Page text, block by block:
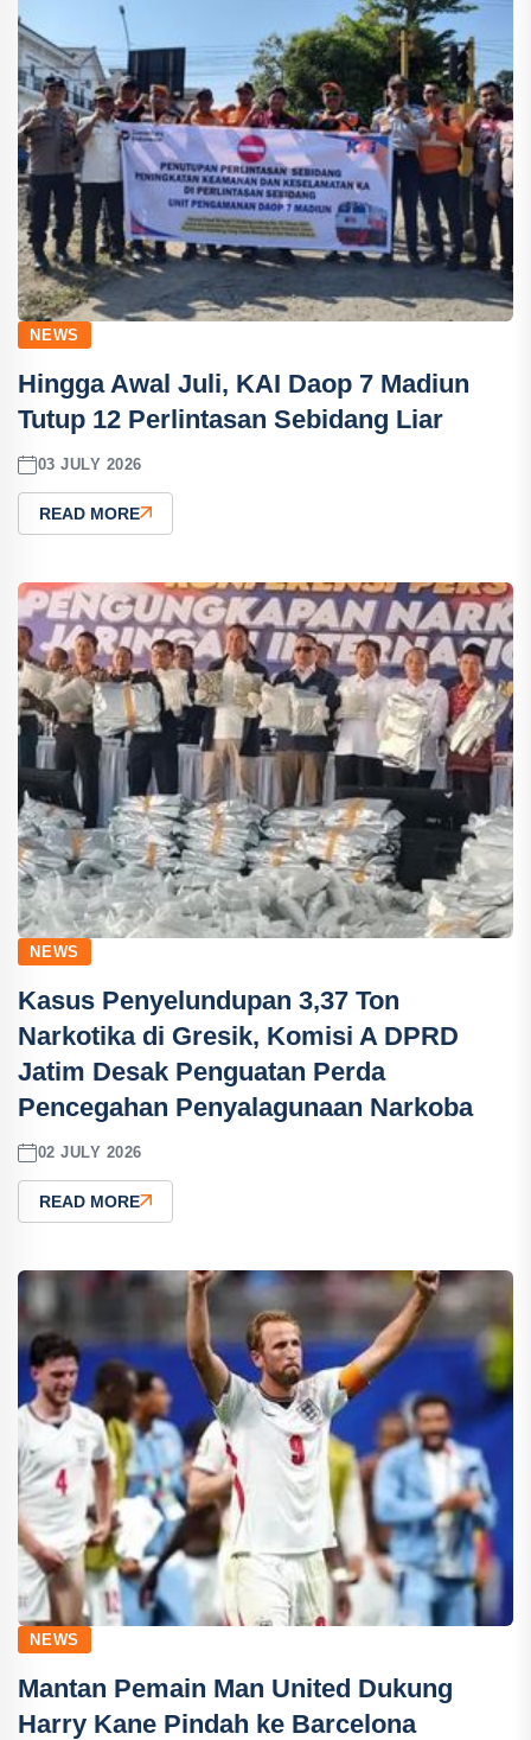
NEWS
Hingga Awal Juli, KAI Daop 7 Madiun
Tutup 12 Perlintasan Sebidang Liar
03 JULY 2026
READ MORE
NEWS
Kasus Penyelundupan 3,37 Ton
Narkotika di Gresik, Komisi A DPRD
Jatim Desak Penguatan Perda
Pencegahan Penyalagunaan Narkoba
02 JULY 2026
READ MORE
NEWS
Mantan Pemain Man United Dukung
Harry Kane Pindah ke Barcelona